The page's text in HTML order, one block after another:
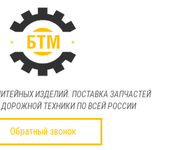
ИЗДЕЛИЙ. ПОСТАВКА ЗАПЧАСТЕЙ
ДОРОЖНОЙ ТЕХНИКИ ПО ВСЕЙ РОССИИ
Обратный звонок